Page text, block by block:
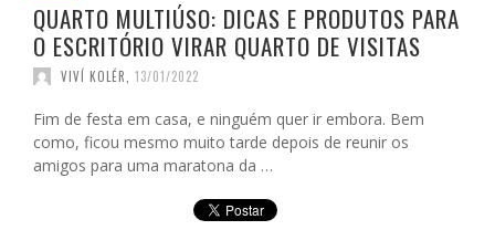
QUARTO MULTIÚSO: DICAS E PRODUTOS PARA
O ESCRITÓRIO VIRAR QUARTO DE VISITAS
VIVÍ KOLÉR 13/01/2022
Fim de festa em casa, e ninguém quer ir embora. Bem
como, ficou mesmo muito tarde depois de reunir os
amigos para uma maratona da …